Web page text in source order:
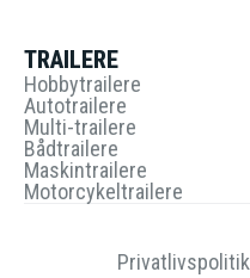
TRAILERE
Hobbytrailere
Autotrailere
Multi-trailere
Bådtrailere
Maskintrailere
Motorcykeltrailere
Privatlivspolitik